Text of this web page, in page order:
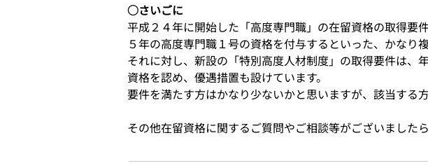
○さいごに
平成２４年に開始した「高度専門職」の在留資格の取得要
５年の高度専門職１号の資格を付与するといった、かなり複
それに対し、新設の「特別高度人材制度」の取得要件は、
資格を認め、優遇措置も設けています。
要件を満たす方はかなり少ないかと思いますが、該当する
その他在留資格に関するご質問やご相談等がございました